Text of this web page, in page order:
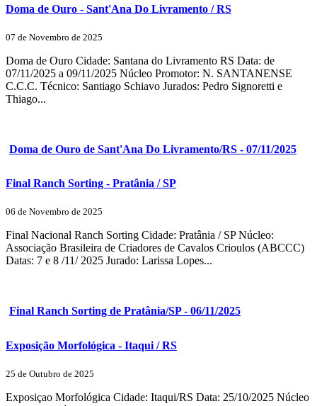
Doma de Ouro - Sant'Ana Do Livramento / RS
07 de Novembro de 2025
Doma de Ouro Cidade: Santana do Livramento RS Data: de
07/11/2025 a 09/11/2025 Núcleo Promotor: N. SANTANENSE
C.C.C. Técnico: Santiago Schiavo Jurados: Pedro Signoretti e
Thiago...
Doma de Ouro de Sant'Ana Do Livramento/RS - 07/11/2025
Final Ranch Sorting - Pratânia / SP
06 de Novembro de 2025
Final Nacional Ranch Sorting Cidade: Pratânia / SP Núcleo:
Associação Brasileira de Criadores de Cavalos Crioulos (ABCCC)
Datas: 7 e 8 /11/ 2025 Jurado: Larissa Lopes...
Final Ranch Sorting de Pratânia/SP - 06/11/2025
Exposição Morfológica - Itaqui / RS
25 de Outubro de 2025
Exposiçao Morfológica Cidade: Itaqui/RS Data: 25/10/2025 Núcleo